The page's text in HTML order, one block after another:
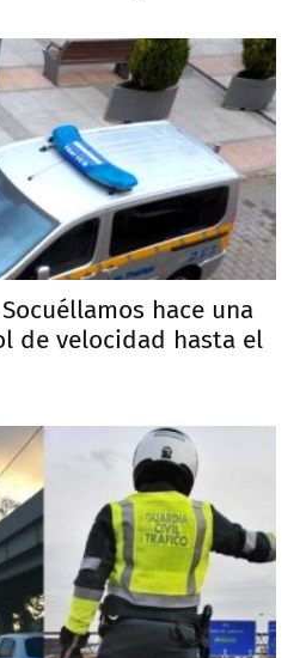
hace una
de velocidad hasta el